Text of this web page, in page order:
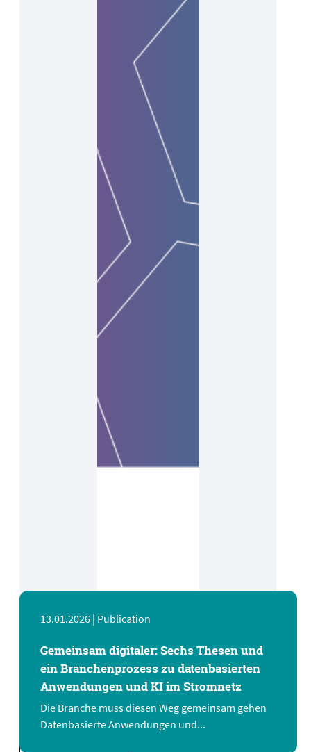
13.01.2026 | Publication
Gemeinsam digitaler: Sechs Thesen und
ein Branchenprozess zu datenbasierten
Anwendungen und KI im Stromnetz
Die Branche muss diesen Weg gemeinsam gehen
Datenbasierte Anwendungen und...